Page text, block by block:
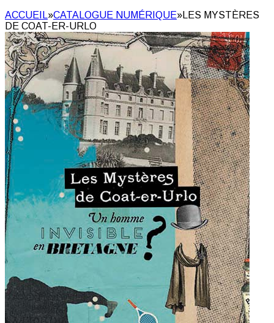
ACCUEIL»CATALOGUE NUMÉRIQUE» LES MYSTÈRES
DE COAT-ER-URLO